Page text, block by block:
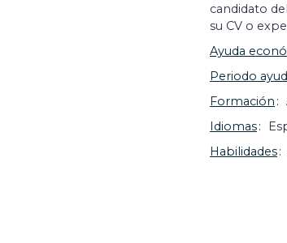
candidato
su CV o
Ayuda
Periodo
Formación
Idiomas
Habilidades